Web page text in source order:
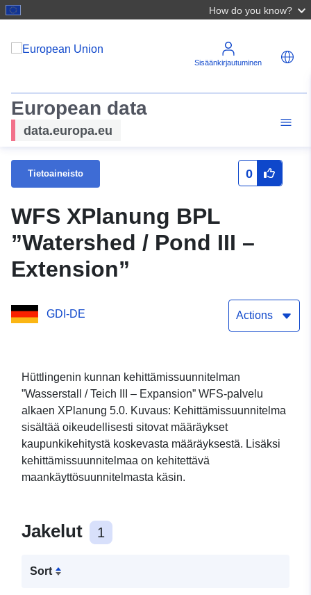
How do you know?
Sisäänkirjautuminen
European data
data.europa.eu
Tietoaineisto 0
WFS XPlanung BPL
”Watershed / Pond III –
Extension”
GDI-DE Actions
Hüttlingenin kunnan kehittämissuunnitelman
”Wasserstall / Teich III – Expansion” WFS-palvelu
alkaen XPlanung 5.0. Kuvaus: Kehittämissuunnitelma
sisältää oikeudellisesti sitovat määräykset
kaupunkikehitystä koskevasta määräyksestä. Lisäksi
kehittämissuunnitelmaa on kehitettävä
maankäyttösuunnitelmasta käsin.
Jakelut 1
Sort